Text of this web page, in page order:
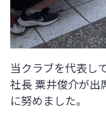
当クラブを代表し
社長 粟井俊介が出
に努めました。